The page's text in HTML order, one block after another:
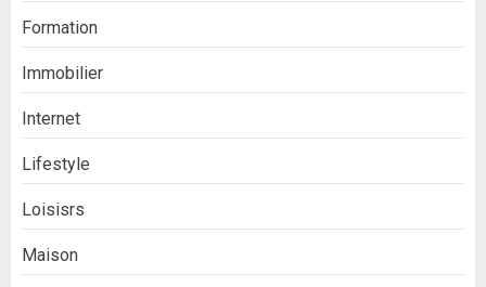
Formation
Immobilier
Internet
Lifestyle
Loisisrs
Maison